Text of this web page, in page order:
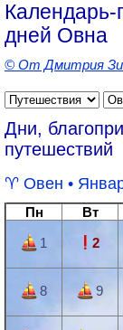
Календарь-
дней Овна
© От Дмитрия
Дни,
путешествий
Овен •
Пн Вт
1
2
8 9